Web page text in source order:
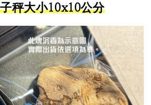
秤大小10x10公分